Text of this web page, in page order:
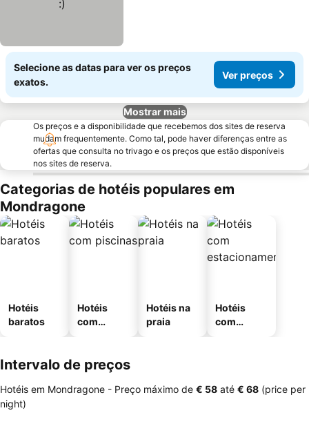
Selecione as datas para ver os preços
exatos.
Ver preços
Mostrar mais
Os preços e a disponibilidade que recebemos dos sites de reserva
mudam frequentemente. Como tal, pode haver diferenças entre as
ofertas que consulta no trivago e os preços que estão disponíveis
nos sites de reserva.
Categorias de hotéis populares em
Mondragone
Hotéis
baratos
Hotéis
com
Hotéis na
praia
Hotéis
com
Intervalo de preços
Hotéis em Mondragone - Preço máximo de ‎€ 58 até ‎€ 68 (price per
night)